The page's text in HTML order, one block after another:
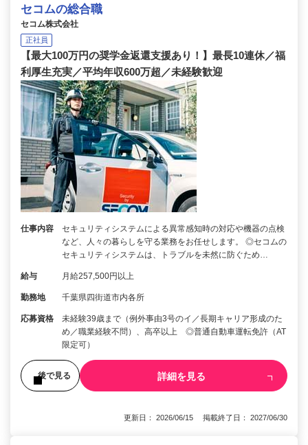
セコムの総合職
セコム株式会社
正社員
【最大100万円の奨学金返還支援あり！】最長10連休／福
利厚生充実／平均年収600万超／未経験歓迎
仕事内容
セキュリティシステムによる異常感知時の対応や機器の点検
など、人々の暮らしを守る業務をお任せします。 ◎セコムの
セキュリティシステムは、トラブルを未然に防ぐため…
給与 月給257,500円以上
勤務地 千葉県四街道市内各所
応募資格
未経験39歳まで（例外事由3号のイ／長期キャリア形成のた
め／職業経験不問）、高卒以上 ◎普通自動車運転免許（AT
限定可）
後で見る 詳細を見る
更新日： 2026/06/15 掲載終了日： 2027/06/30